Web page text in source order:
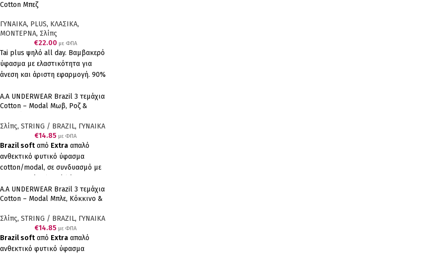
Cotton Μπεζ
ΓΥΝΑΙΚΑ, PLUS, ΚΛΑΣΙΚΑ,
ΜΟΝΤΕΡΝΑ, Σλίπς
€22.00 με ΦΠΑ
Tai plus ψηλό all day. Βαμβακερό
ύφασμα με ελαστικότητα για
άνεση και άριστη εφαρμογή. 90%
Συσκευασία τεσσάρων τεμαχίων (4
μπεζ).
A.A UNDERWEAR Brazil 3 τεμάχια
Cotton – Modal Μωβ, Ροζ &
Σλίπς, STRING / BRAZIL, ΓΥΝΑΙΚΑ
€14.85 με ΦΠΑ
Brazil softαπό Extra απαλό
ανθεκτικό φυτικό ύφασμα
cotton/modal, σε συνδυασμό με
να μη διαγράφει, έχουμε το τέλειο
αποτέλεσμα. Άνεση, απαλότητα και
τεμαχίων (μωβ, ροζ, κοραλί)
A.A UNDERWEAR Brazil 3 τεμάχια
Cotton – Modal Μπλε, Κόκκινο &
Σλίπς, STRING / BRAZIL, ΓΥΝΑΙΚΑ
€14.85 με ΦΠΑ
Brazil softαπό Extra απαλό
ανθεκτικό φυτικό ύφασμα